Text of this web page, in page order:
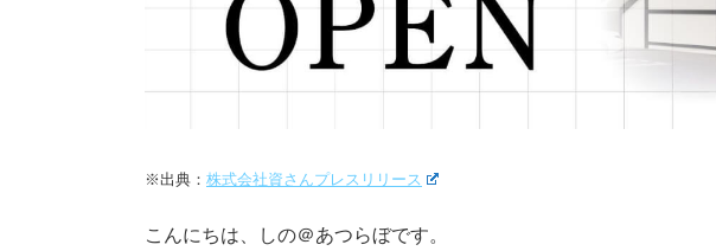
※出典： 株式会社資さんプレスリリース
こんにちは、しの＠あつらぼです。